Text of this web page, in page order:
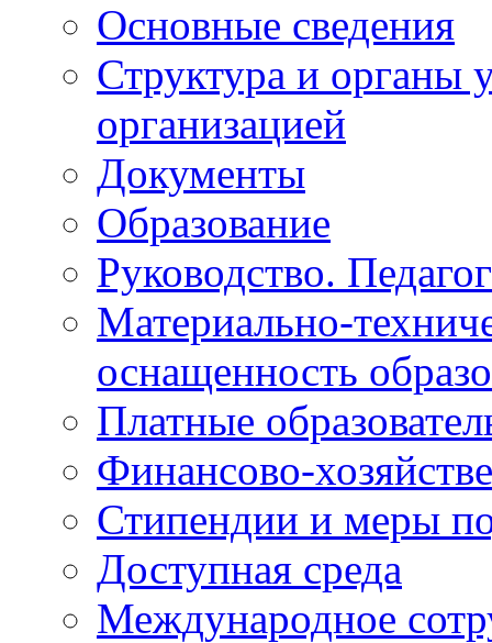
Основные сведения
Структура и органы
организацией
Документы
Образование
Руководство.
Материально-
оснащенность
Платные
Финансово-
Стипендии и меры
Доступная среда
Международное